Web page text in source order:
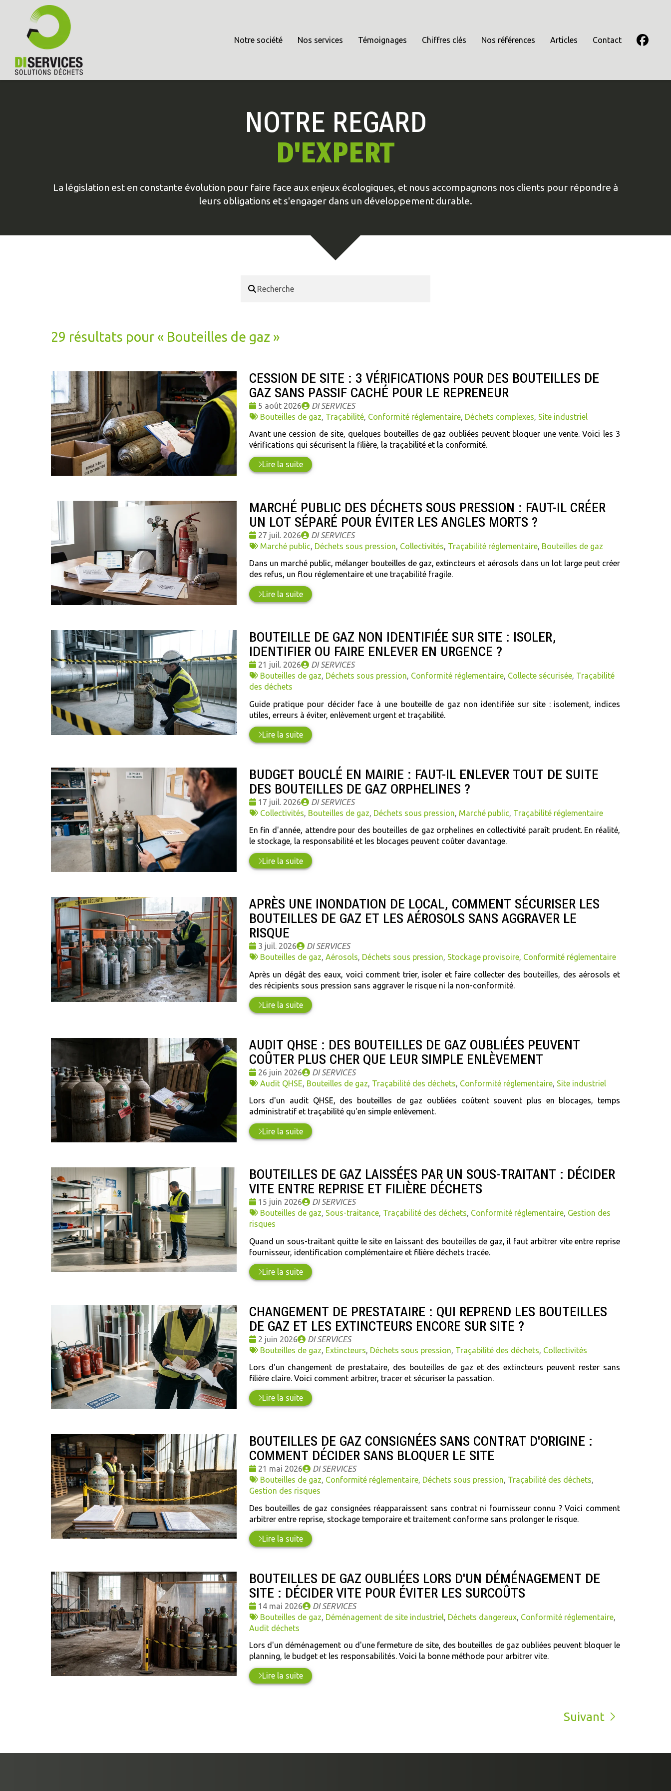
Notre société Nos services Témoignages Chiffres clés Nos références Articles Contact
NOTRE REGARD
D'EXPERT
La législation est en constante évolution pour faire face aux enjeux écologiques, et nous accompagnons nos clients pour répondre à
leurs obligations et s'engager dans un développement durable.
29 résultats pour « Bouteilles de gaz »
CESSION DE SITE : 3 VÉRIFICATIONS POUR DES BOUTEILLES DE
GAZ SANS PASSIF CACHÉ POUR LE REPRENEUR
Date
:
5 août 2026
Publié
par
DI SERVICES
Tags
Bouteilles de gaz Traçabilité, Conformité réglementaire, Déchets complexes Site industriel
Avant une cession de site, quelques bouteilles de gaz oubliées peuvent bloquer une vente. Voici les 3
vérifications qui sécurisent la filière, la traçabilité et la conformité.
Lire la suite
MARCHÉ PUBLIC DES DÉCHETS SOUS PRESSION : FAUT-IL CRÉER
UN LOT SÉPARÉ POUR ÉVITER LES ANGLES MORTS ?
Date
:
27 juil. 2026
Publié
par
DI SERVICES
Tags
Marché public, Déchets sous pression, Collectivités, Traçabilité réglementaire, Bouteilles de gaz
Dans un marché public, mélanger bouteilles de gaz, extincteurs et aérosols dans un lot large peut créer
des refus, un flou réglementaire et une traçabilité fragile.
Lire la suite
BOUTEILLE DE GAZ NON IDENTIFIÉE SUR SITE : ISOLER,
IDENTIFIER OU FAIRE ENLEVER EN URGENCE ?
Date
:
21 juil. 2026
Publié
par
DI SERVICES
Tags
:
Bouteilles de gaz, Déchets sous pression, Conformité réglementaire, Collecte sécurisée, Traçabilité
des déchets
Guide pratique pour décider face à une bouteille de gaz non identifiée sur site : isolement, indices
utiles, erreurs à éviter, enlèvement urgent et traçabilité.
Lire la suite
BUDGET BOUCLÉ EN MAIRIE : FAUT-IL ENLEVER TOUT DE SUITE
DES BOUTEILLES DE GAZ ORPHELINES ?
Date
:
17 juil. 2026
Publié
par
DI SERVICES
Tags
Collectivités, Bouteilles de gaz, Déchets sous pression, Marché public, Traçabilité réglementaire
En fin d'année, attendre pour des bouteilles de gaz orphelines en collectivité paraît prudent. En réalité,
le stockage, la responsabilité et les blocages peuvent coûter davantage.
Lire la suite
APRÈS UNE INONDATION DE LOCAL, COMMENT SÉCURISER LES
BOUTEILLES DE GAZ ET LES AÉROSOLS SANS AGGRAVER LE
RISQUE
Date
:
3 juil. 2026
Publié
par
DI SERVICES
Tags
Bouteilles de gaz, Aérosols, Déchets sous pression, Stockage provisoire, Conformité réglementaire
Après un dégât des eaux, voici comment trier, isoler et faire collecter des bouteilles, des aérosols et
des récipients sous pression sans aggraver le risque ni la non-conformité.
Lire la suite
AUDIT QHSE : DES BOUTEILLES DE GAZ OUBLIÉES PEUVENT
COÛTER PLUS CHER QUE LEUR SIMPLE ENLÈVEMENT
Date
:
26 juin 2026
Publié
par
DI SERVICES
Tags
Audit QHSE, Bouteilles de gaz, Traçabilité des déchets, Conformité réglementaire, Site industriel
Lors d'un audit QHSE, des bouteilles de gaz oubliées coûtent souvent plus en blocages, temps
administratif et traçabilité qu'en simple enlèvement.
Lire la suite
BOUTEILLES DE GAZ LAISSÉES PAR UN SOUS-TRAITANT : DÉCIDER
VITE ENTRE REPRISE ET FILIÈRE DÉCHETS
Date
:
15 juin 2026
Publié
par
DI SERVICES
Tags
:
Bouteilles de gaz, Sous-traitance, Traçabilité des déchets, Conformité réglementaire, Gestion des
risques
Quand un sous-traitant quitte le site en laissant des bouteilles de gaz, il faut arbitrer vite entre reprise
fournisseur, identification complémentaire et filière déchets tracée.
Lire la suite
CHANGEMENT DE PRESTATAIRE : QUI REPREND LES BOUTEILLES
DE GAZ ET LES EXTINCTEURS ENCORE SUR SITE ?
Date
:
2 juin 2026
Publié
par
DI SERVICES
Tags
Bouteilles de gaz, Extincteurs, Déchets sous pression, Traçabilité des déchets, Collectivités
Lors d'un changement de prestataire, des bouteilles de gaz et des extincteurs peuvent rester sans
filière claire. Voici comment arbitrer, tracer et sécuriser la passation.
Lire la suite
BOUTEILLES DE GAZ CONSIGNÉES SANS CONTRAT D'ORIGINE :
COMMENT DÉCIDER SANS BLOQUER LE SITE
Date
:
21 mai 2026
Publié
par
DI SERVICES
Tags
:
Bouteilles de gaz, Conformité réglementaire, Déchets sous pression, Traçabilité des déchets,
Gestion des risques
Des bouteilles de gaz consignées réapparaissent sans contrat ni fournisseur connu ? Voici comment
arbitrer entre reprise, stockage temporaire et traitement conforme sans prolonger le risque.
Lire la suite
BOUTEILLES DE GAZ OUBLIÉES LORS D'UN DÉMÉNAGEMENT DE
SITE : DÉCIDER VITE POUR ÉVITER LES SURCOÛTS
Date
:
14 mai 2026
Publié
par
DI SERVICES
Tags
:
Bouteilles de gaz, Déménagement de site industriel, Déchets dangereux, Conformité réglementaire,
Audit déchets
Lors d'un déménagement ou d'une fermeture de site, des bouteilles de gaz oubliées peuvent bloquer le
planning, le budget et les responsabilités. Voici la bonne méthode pour arbitrer vite.
Lire la suite
Suivant